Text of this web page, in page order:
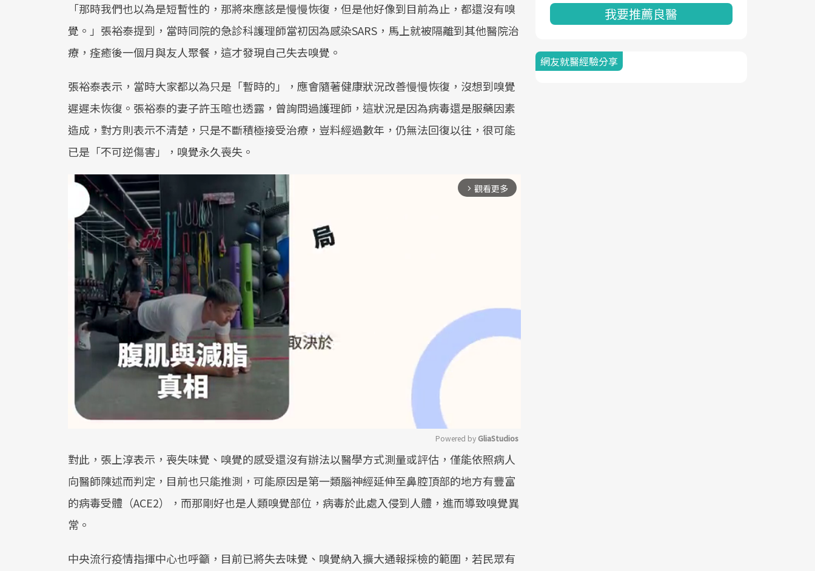
「那時我們也以為是短暫性的，那將來應該是慢慢恢復，但是他好像到目前為止，都還沒有嗅
覺。」張裕泰提到，當時同院的急診科護理師當初因為感染SARS，馬上就被隔離到其他醫院治
療，痊癒後一個月與友人聚餐，這才發現自己失去嗅覺。
張裕泰表示，當時大家都以為只是「暫時的」，應會隨著健康狀況改善慢慢恢復，沒想到嗅覺
遲遲未恢復。張裕泰的妻子許玉暄也透露，曾詢問過護理師，這狀況是因為病毒還是服藥因素
造成，對方則表示不清楚，只是不斷積極接受治療，豈料經過數年，仍無法回復以往，很可能
已是「不可逆傷害」，嗅覺永久喪失。
arrow_forward_ios 觀看更多
Mute
Powered by GliaStudios
對此，張上淳表示，喪失味覺、嗅覺的感受還沒有辦法以醫學方式測量或評估，僅能依照病人
向醫師陳述而判定，目前也只能推測，可能原因是第一類腦神經延伸至鼻腔頂部的地方有豐富
的病毒受體（ACE2），而那剛好也是人類嗅覺部位，病毒於此處入侵到人體，進而導致嗅覺異
常。
中央流行疫情指揮中心也呼籲，目前已將失去味覺、嗅覺納入擴大通報採檢的範圍，若民眾有
我要推薦良醫
網友就醫經驗分享